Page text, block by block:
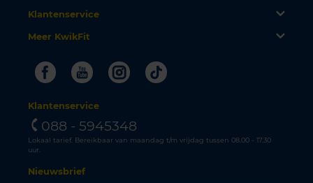
Klantenservice
Meer KwikFit
FacebookYoutubeInstagram
Tiktok
Klantenservice
088 - 5945348
Lokaal tarief. Bereikbaar van maandag t/m vrijdag tussen 08.00 - 17.30
uur.
Nieuwsbrief